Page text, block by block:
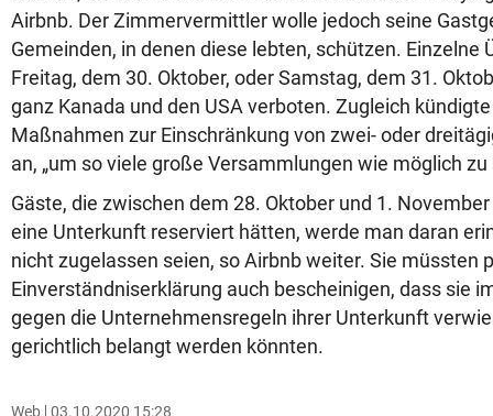
Airbnb. Der Zimmervermittler wolle jedoch seine
Gemeinden, in denen diese lebten, schützen. Einzelne
Freitag, dem 30. Oktober, oder Samstag, dem 31.
ganz Kanada und den USA verboten. Zugleich
Maßnahmen zur Einschränkung von zwei- oder
an, „um so viele große Versammlungen wie möglich zu
Gäste, die zwischen dem 28. Oktober und 1.
eine Unterkunft reserviert hätten, werde man daran
nicht zugelassen seien, so Airbnb weiter. Sie müssten
Einverständniserklärung auch bescheinigen, dass sie
gegen die Unternehmensregeln ihrer Unterkunft
gerichtlich belangt werden könnten.
Web 03.10.2020 15:28